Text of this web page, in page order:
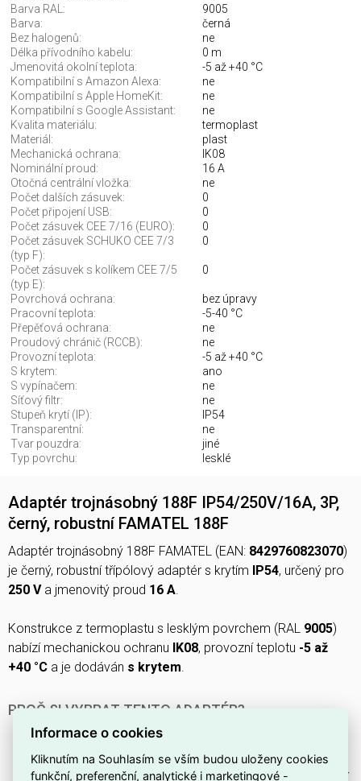
Barva RAL:
9005
Barva:
černá
Bez halogenů:
ne
Délka přívodního kabelu:
0 m
Jmenovitá okolní teplota:
-5 až +40 °C
Kompatibilní s Amazon Alexa:
ne
Kompatibilní s Apple HomeKit:
ne
Kompatibilní s Google Assistant:
ne
Kvalita materiálu:
termoplast
Materiál:
plast
Mechanická ochrana:
IK08
Nominální proud:
16 A
Otočná centrální vložka:
ne
Počet dalších zásuvek:
0
Počet připojení USB:
0
Počet zásuvek CEE 7/16 (EURO):
0
Počet zásuvek SCHUKO CEE 7/3
(typ F):
0
Počet zásuvek s kolíkem CEE 7/5
(typ E):
0
Povrchová ochrana:
bez úpravy
Pracovní teplota:
-5-40 °C
Přepěťová ochrana:
ne
Proudový chránič (RCCB):
ne
Provozní teplota:
-5 až +40 °C
S krytem:
ano
S vypínačem:
ne
Síťový filtr:
ne
Stupeň krytí (IP):
IP54
Transparentní:
ne
Tvar pouzdra:
jiné
Typ povrchu:
lesklé
Adaptér trojnásobný 188F IP54/250V/16A, 3P,
černý, robustní FAMATEL 188F
Adaptér trojnásobný 188F FAMATEL (EAN: 8429760823070)
je černý, robustní třípólový adaptér s krytím
IP54, určený pro
250 Va jmenovitý proud 16 A.
Konstrukce z termoplastu s lesklým povrchem (RAL 9005)
nabízí mechanickou ochranu
IK08, provozní teplotu -5 až
+40 °C a je dodáván s krytem.
PROČ SI VYBRAT TENTO ADAPTÉR?
Jedná se otrojnásobný adaptér
zásuvku na tři výstupy.
Disponujetřípólovým provedením (3P)pro standardní
Informace o cookies
Kliknutím na Souhlasím se vším budou uloženy cookies
funkční, preferenční, analytické i marketingové -